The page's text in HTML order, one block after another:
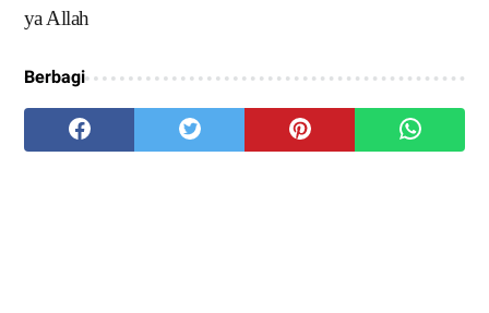
ya Allah
Berbagi